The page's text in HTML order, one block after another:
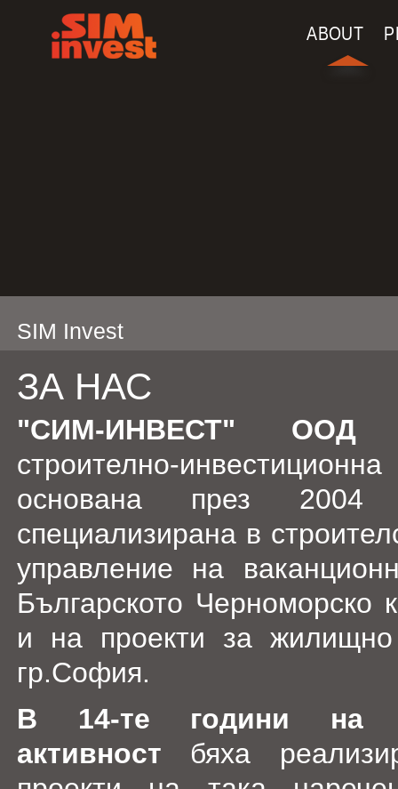
ABOUT
SIM Invest
ЗА НАС
"СИМ-ИНВЕСТ" ООД
строително-
основана през
специализирана в
управление на
Българското Черноморско
и на проекти за жилищно
гр.София.
В 14-те години на
активност бяха